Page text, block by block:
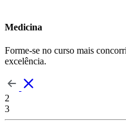
Medicina
Forme-se no curso mais
excelência.
2
3